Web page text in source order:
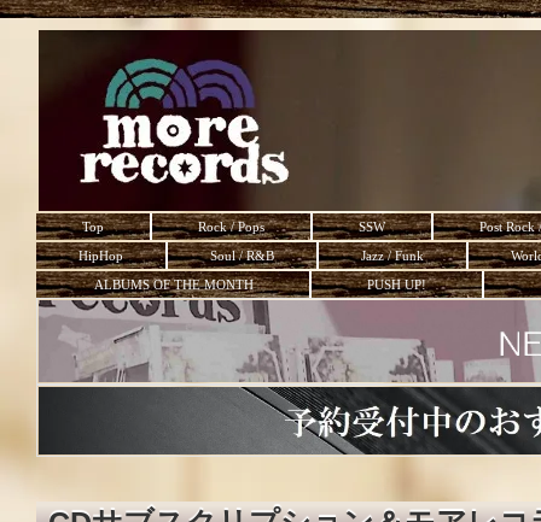
Top Rock / Pops SSW
Post Rock
HipHop
Soul / R&B Jazz / Funk
ALBUMS OF THE MONTH
PUSH UP!